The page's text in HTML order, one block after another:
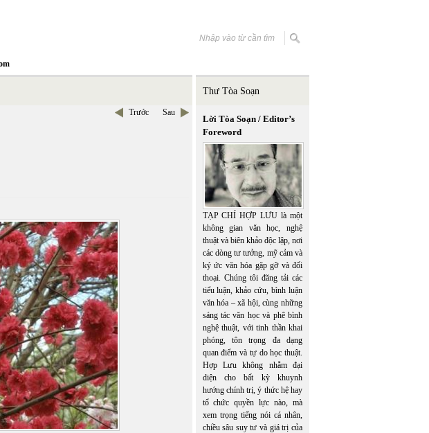
Trước Sau
Thư Tòa Soạn
Lời Tòa Soạn / Editor’s
Foreword
TẠP CHÍ HỢP LƯU là một
không gian văn học, nghệ
thuật và biên khảo độc lập, nơi
các dòng tư tưởng, mỹ cảm và
ký ức văn hóa gặp gỡ và đối
thoại. Chúng tôi đăng tải các
tiểu luận, khảo cứu, bình luận
văn hóa – xã hội, cùng những
sáng tác văn học và phê bình
nghệ thuật, với tinh thần khai
phóng, tôn trọng đa dạng
quan điểm và tự do học thuật.
Hợp Lưu không nhằm đại
diện cho bất kỳ khuynh
hướng chính trị, ý thức hệ hay
tổ chức quyền lực nào, mà
xem trọng tiếng nói cá nhân,
chiều sâu suy tư và giá trị của